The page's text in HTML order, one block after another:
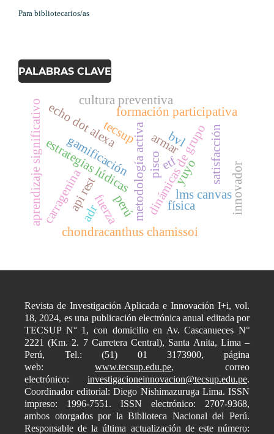
Para bibliotecarios/as
PALABRAS CLAVE
estrategias lúdicasmetodología activa
formación participativa
cultura preventiva
aprendizaje significativo dinámicas de grupo
gamificación
echo dot alexa
lms canvas
api rest
tecsup
carragenina yuyo
chondracanthus chamissoi
pisco
perú
satisfacción
física innovador
fuerza
armar
adr
bvl
etf
Revista de Investigación Aplicada e Innovación I+i, vol.
18, 2024, es una publicación electrónica anual editada por
TECSUP N° 1, con domicilio en Av. Cascanueces N°
2221 (Km. 2. 7 Carretera Central), Santa Anita, Lima –
Perú, Tel.: (51) 01 3173900, página
web: www.tecsup.edu.pe, correo
electrónico:investigacioneinnovacion@tecsup.edu.pe.
Coordinador editorial: Diego Nishimazuruga Lima. ISSN
impreso: 1996-7551. ISSN electrónico: 2707-9368,
ambos otorgados por la Biblioteca Nacional del Perú.
Responsable de la última actualización de este número: